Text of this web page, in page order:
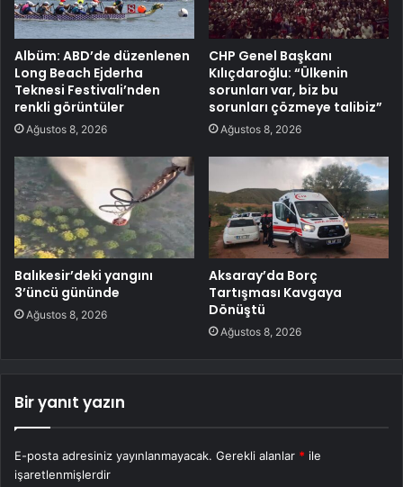
Albüm: ABD’de düzenlenen
Long Beach Ejderha
Teknesi Festivali’nden
renkli görüntüler
Ağustos 8, 2026
CHP Genel Başkanı
Kılıçdaroğlu: “Ülkenin
sorunları var, biz bu
sorunları çözmeye talibiz”
Ağustos 8, 2026
Balıkesir’deki yangını
3’üncü gününde
Ağustos 8, 2026
Aksaray’da Borç
Tartışması Kavgaya
Dönüştü
Ağustos 8, 2026
Bir yanıt yazın
E-posta adresiniz yayınlanmayacak. Gerekli alanlar * ile
işaretlenmişlerdir